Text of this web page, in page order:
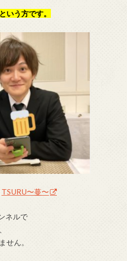
いう方です。
TSURU〜蔓〜
ネルで
せん。